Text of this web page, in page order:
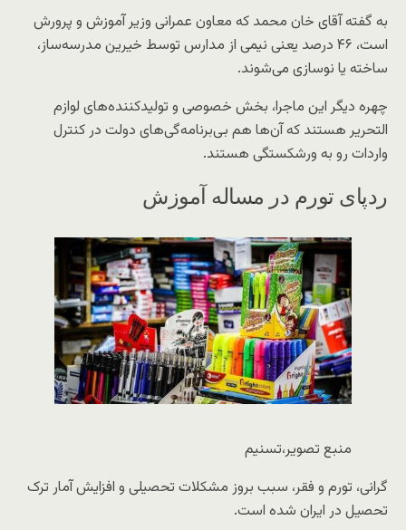
به گفته آقای خان محمد که معاون عمرانی وزیر آموزش و پرورش
است، ۴۶ درصد یعنی نیمی از مدارس توسط خیرین مدرسه‌ساز،
ساخته یا نوسازی می‌شوند.
چهره دیگر این ماجرا، بخش خصوصی و تولید‌کننده‌های لوازم
التحریر هستند که آن‌ها هم بی‌برنامه‌گی‌های دولت در کنترل
واردات رو به ورشکستگی هستند.
ردپای تورم در مساله آموزش
منبع تصویر،تسنیم
گرانی، تورم و فقر، سبب بروز مشکلات تحصیلی و افزایش آمار ترک
تحصیل در ایران شده است.